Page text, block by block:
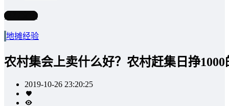
写文章
地摊经验
农村集会上卖什么好？农村赶集日挣
2019-10-26 23:20:25